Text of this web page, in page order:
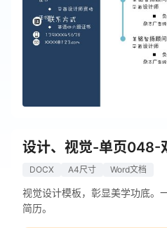
设计、视觉-单页048-
DOCX A4尺寸 Word文档
视觉设计模板，彰显美学功底。
简历。